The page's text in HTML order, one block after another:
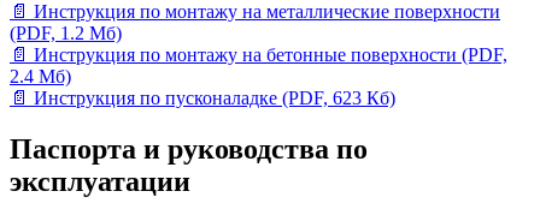
📄 Инструкция по монтажу на металлические поверхности
(PDF, 1.2 Мб)
📄 Инструкция по монтажу на бетонные поверхности (PDF,
2.4 Мб)
📄 Инструкция по пусконаладке (PDF, 623 Кб)
Паспорта и руководства по
эксплуатации